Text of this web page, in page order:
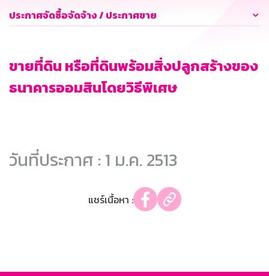
ประกาศจัดซื้อจัดจ้าง / ประกาศขาย
ขายที่ดิน หรือที่ดินพร้อมสิ่งปลูกสร้างของ
ธนาคารออมสินโดยวิธีพิเศษ
วันที่ประกาศ : 1 ม.ค. 2513
แชร์เนื้อหา :